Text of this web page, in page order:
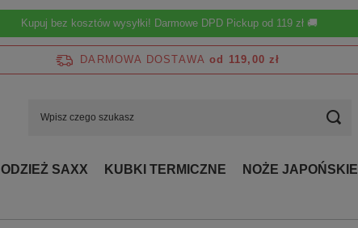
Kupuj bez kosztów wysyłki! Darmowe DPD Pickup od 119 zł 🚚
DARMOWA DOSTAWA od 119,00 zł
ODZIEŻ SAXX KUBKI TERMICZNE NOŻE JAPOŃSKIE